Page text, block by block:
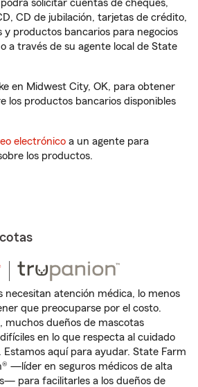
solicitar cuentas de cheques,
CD de jubilación, tarjetas de crédito,
y productos bancarios para negocios
a través de su agente local de State
en Midwest City, OK, para obtener
los productos bancarios disponibles
electrónico a un agente para
los productos.
necesitan atención médica, lo menos
que preocuparse por el costo.
muchos dueños de mascotas
en lo que respecta al cuidado
Estamos aquí para ayudar. State Farm
—líder en seguros médicos de alta
para facilitarles a los dueños de